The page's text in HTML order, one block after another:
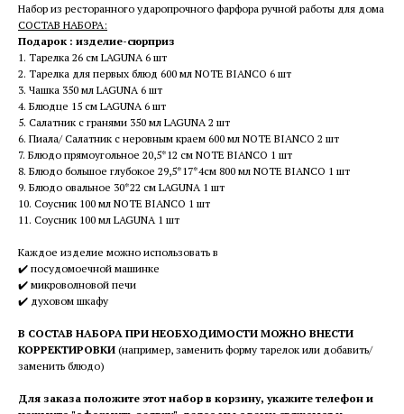
Набор из ресторанного ударопрочного фарфора ручной работы для дома
СОСТАВ НАБОРА:
Подарок : изделие-сюрприз
1. Тарелка 26 см LAGUNA 6 шт
2. Тарелка для первых блюд 600 мл NOTE BIANCO 6 шт
3. Чашка 350 мл LAGUNA 6 шт
4. Блюдце 15 см LAGUNA 6 шт
5. Салатник с гранями 350 мл LAGUNA 2 шт
6. Пиала/ Салатник с неровным краем 600 мл NOTE BIANCO 2 шт
7. Блюдо прямоугольное 20,5*12 см NOTE BIANCO 1 шт
8. Блюдо большое глубокое 29,5*17*4см 800 мл NOTE BIANCO 1 шт
9. Блюдо овальное 30*22 см LAGUNA 1 шт
10. Соусник 100 мл NOTE BIANCO 1 шт
11. Соусник 100 мл LAGUNA 1 шт
Каждое изделие можно использовать в
✔️ посудомоечной машинке
✔️ микроволновой печи
✔️ духовом шкафу
В СОСТАВ НАБОРА ПРИ НЕОБХОДИМОСТИ МОЖНО ВНЕСТИ
КОРРЕКТИРОВКИ (например, заменить форму тарелок или добавить/
заменить блюдо)
Для заказа положите этот набор в корзину, укажите телефон и